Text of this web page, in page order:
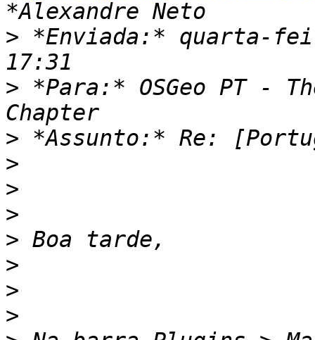
> *Enviada:* quarta-
> *Para:* OSGeo PT -
>
>
>
>
>
>
>
>